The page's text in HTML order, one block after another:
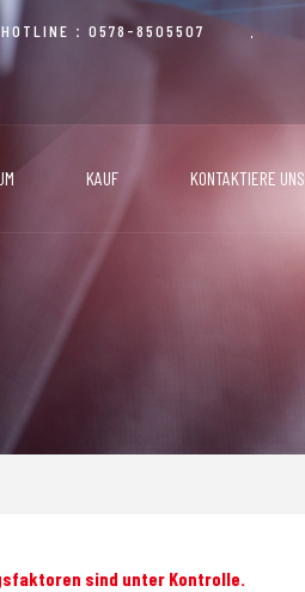
：0578-8505507
KAUF KONTAKTIERE UNS
sind unter Kontrolle.